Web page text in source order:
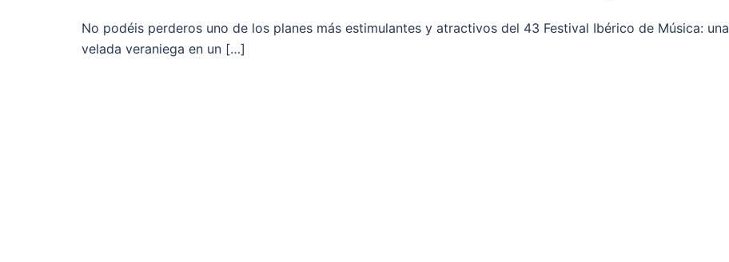
No podéis perderos uno de los planes más estimulantes y atractivos del 43 Festival Ibérico de Música: una
velada veraniega en un […]